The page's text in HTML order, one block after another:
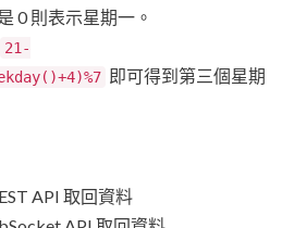
0 則表示星期一。
21-
即可得到第三個星期
API 取回資料